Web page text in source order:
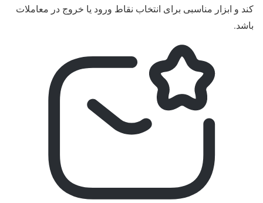
کند و ابزار مناسبی برای انتخاب نقاط ورود یا خروج در معاملات
باشد.